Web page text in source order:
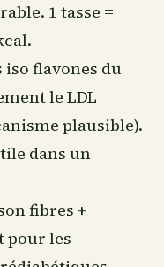
1 tasse =
iso flavones du
le LDL
plausible).
dans un
fibres +
pour les